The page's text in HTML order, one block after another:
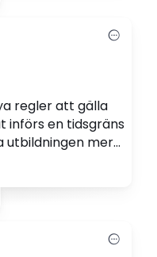
regler att gälla
införs en tidsgräns
utbildningen mer